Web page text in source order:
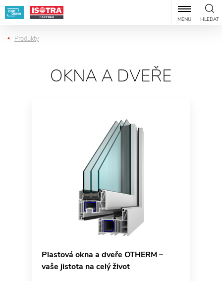
HLEDAT
MENU
Produkty
OKNA A DVEŘE
Plastová okna a dveře OTHERM –
vaše jistota na celý život